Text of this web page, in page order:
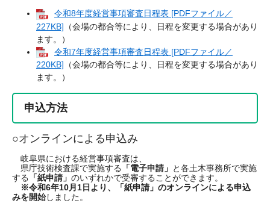
令和8年度経営事項審査日程表 [PDFファイル／
227KB] （会場の都合等により、日程を変更する場合があり
ます。）​
令和7年度経営事項審査日程表 [PDFファイル／
220KB] （会場の都合等により、日程を変更する場合があり
ます。）
申込方法
○オンラインによる申込み
岐阜県における経営事項審査は、
県庁技術検査課で実施する
「電子申請」 と各土木事務所で実施
する
「紙申請」 のいずれかで受審することができます。
※令和6年10月1日より、「紙申請」のオンラインによる申込
みを開始しました。